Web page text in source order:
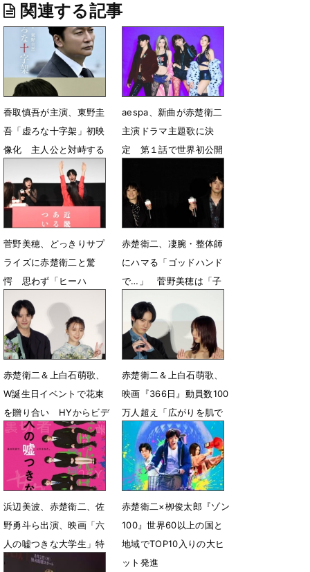
関連する記事
香取慎吾が主演、東野圭
吾「虚ろな十字架」初映
像化 主人公と対峙する
キーパーソン役に赤楚衛
二が決定
6月19日 12時16分
aespa、新曲が赤楚衛二
主演ドラマ主題歌に決
定 第１話で世界初公開
菅野美穂、どっきりサプ
ライズに赤楚衛二と驚
愕 思わず「ヒーハ
ー！」
8月21日 18時55分
赤楚衛二、凄腕・整体師
にハマる「ゴッドハンド
で…」 菅野美穂は「子
供とプール」
7月30日 07時03分
赤楚衛二＆上白石萌歌、
W誕生日イベントで花束
を贈り合い HYからビデ
オメッセージも
3月10日 08時45分
赤楚衛二＆上白石萌歌、
映画『366日』動員数100
万人超え「広がりを肌で
感じている」
2月3日 08時59分
浜辺美波、赤楚衛二、佐
野勇斗ら出演、映画「六
人の嘘つきな大学生」特
報＆ティザービジュアル
赤楚衛二×栁俊太郎『ゾン
100』世界60以上の国と
地域でTOP10入りの大ヒ
ット発進